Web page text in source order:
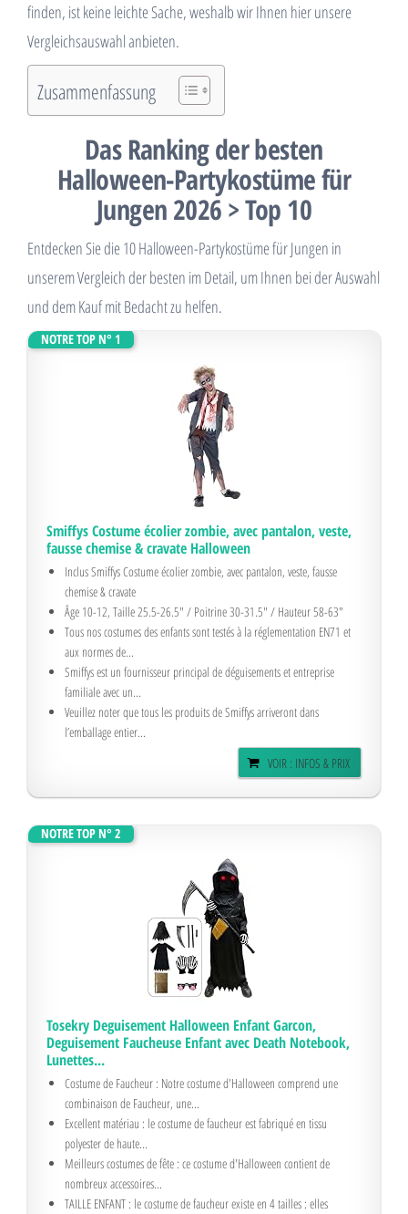
finden, ist keine leichte Sache, weshalb wir Ihnen hier unsere
Vergleichsauswahl anbieten.
Zusammenfassung
Das Ranking der besten
Halloween-Partykostüme für
Jungen 2026 > Top 10
Entdecken Sie die 10 Halloween-Partykostüme für Jungen in
unserem Vergleich der besten im Detail, um Ihnen bei der Auswahl
und dem Kauf mit Bedacht zu helfen.
NOTRE TOP N° 1
Smiffys Costume écolier zombie, avec pantalon, veste,
fausse chemise & cravate Halloween
Inclus Smiffys Costume écolier zombie, avec pantalon, veste, fausse
chemise & cravate
Âge 10-12, Taille 25.5-26.5" / Poitrine 30-31.5" / Hauteur 58-63"
Tous nos costumes des enfants sont testés à la réglementation EN71 et
aux normes de...
Smiffys est un fournisseur principal de déguisements et entreprise
familiale avec un...
Veuillez noter que tous les produits de Smiffys arriveront dans
l’emballage entier...
VOIR : INFOS & PRIX
NOTRE TOP N° 2
Tosekry Deguisement Halloween Enfant Garcon,
Deguisement Faucheuse Enfant avec Death Notebook,
Lunettes...
Costume de Faucheur : Notre costume d'Halloween comprend une
combinaison de Faucheur, une...
Excellent matériau : le costume de faucheur est fabriqué en tissu
polyester de haute...
Meilleurs costumes de fête : ce costume d'Halloween contient de
nombreux accessoires...
TAILLE ENFANT : le costume de faucheur existe en 4 tailles : elles